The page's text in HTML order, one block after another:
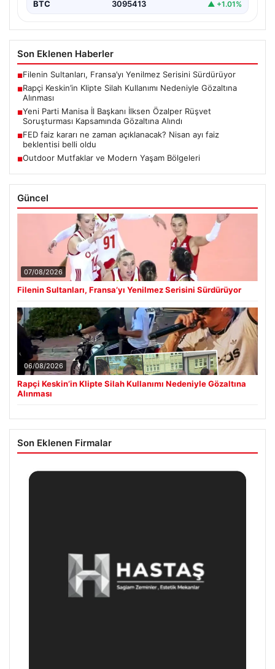
BTC 3095413 ▲ +1.01%
Son Eklenen Haberler
■Filenin Sultanları, Fransa’yı Yenilmez Serisini Sürdürüyor
■Rapçi Keskin’in Klipte Silah Kullanımı Nedeniyle Gözaltına
Alınması
■Yeni Parti Manisa İl Başkanı İlksen Özalper Rüşvet
Soruşturması Kapsamında Gözaltına Alındı
■FED faiz kararı ne zaman açıklanacak? Nisan ayı faiz
beklentisi belli oldu
■Outdoor Mutfaklar ve Modern Yaşam Bölgeleri
Güncel
07/08/2026
Filenin Sultanları, Fransa’yı Yenilmez Serisini Sürdürüyor
06/08/2026
Rapçi Keskin’in Klipte Silah Kullanımı Nedeniyle Gözaltına
Alınması
Son Eklenen Firmalar